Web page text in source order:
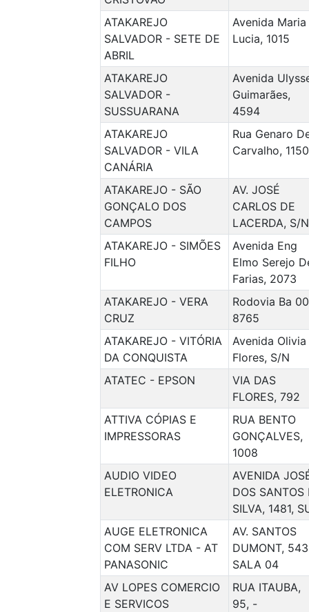
ATAKAREJO
SALVADOR - SETE DE
ABRIL
Avenida Maria
Lucia, 1015
ATAKAREJO
SALVADOR -
SUSSUARANA
Avenida
Guimarães,
4594
ATAKAREJO
SALVADOR - VILA
CANÁRIA
Rua Genaro
Carvalho, 1150
ATAKAREJO - SÃO
GONÇALO DOS
CAMPOS
AV. JOSÉ
CARLOS DE
LACERDA, S/N
ATAKAREJO - SIMÕES
FILHO
Avenida Eng
Elmo Serejo
Farias, 2073
ATAKAREJO - VERA
CRUZ
Rodovia Ba
8765
ATAKAREJO - VITÓRIA
DA CONQUISTA
Avenida Olivia
Flores, S/N
ATATEC - EPSON
VIA DAS
FLORES, 792
ATTIVA CÓPIAS E
IMPRESSORAS
RUA BENTO
GONÇALVES,
1008
AUDIO VIDEO
ELETRONICA
AVENIDA
DOS SANTOS
SILVA, 1481,
AUGE ELETRONICA
COM SERV LTDA - AT
PANASONIC
AV. SANTOS
DUMONT,
SALA 04
AV LOPES COMERCIO
E SERVICOS
RUA ITAUBA,
95, -